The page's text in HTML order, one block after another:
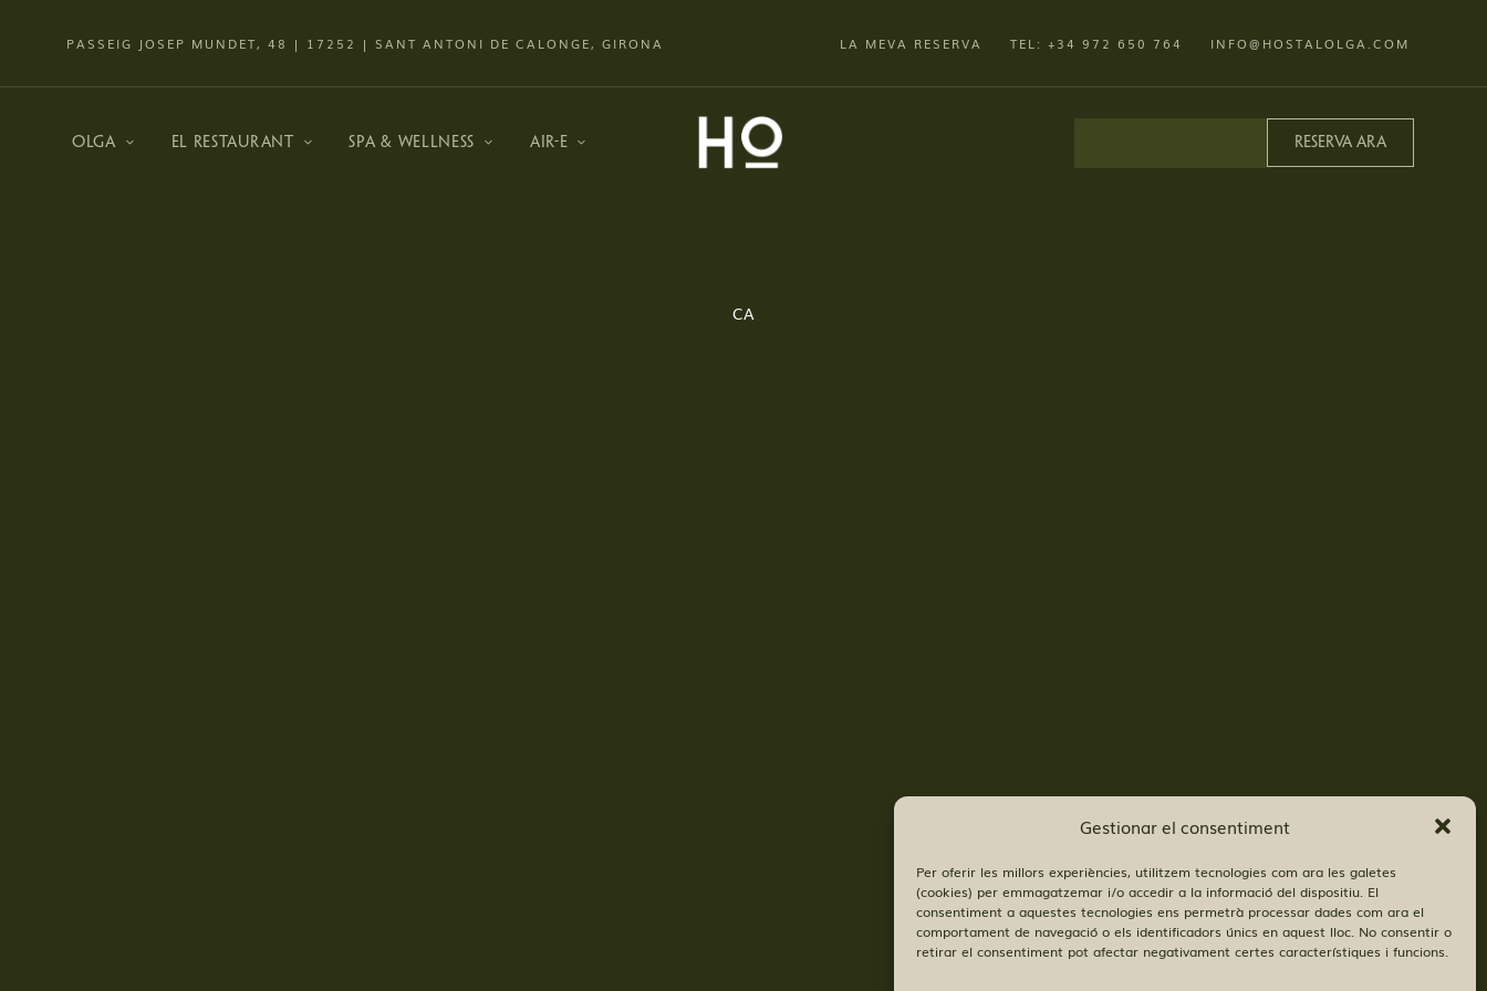
Gestionar el consentiment
Per oferir les millors experiències, utilitzem tecnologies com ara les galetes
(cookies) per emmagatzemar i/o accedir a la informació del dispositiu. El
consentiment a aquestes tecnologies ens permetrà processar dades com ara el
comportament de navegació o els identificadors únics en aquest lloc. No consentir o
retirar el consentiment pot afectar negativament certes característiques i funcions.
PASSEIG JOSEP MUNDET, 48 | 17252 | SANT ANTONI DE CALONGE, GIRONA LA MEVA RESERVA TEL: +34 972 650 764 INFO@HOSTALOLGA.COM
OLGA EL RESTAURANT SPA & WELLNESS AIR-E Reserva ara